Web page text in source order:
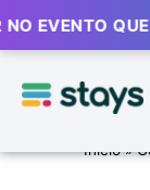
QUE VAI
Início»